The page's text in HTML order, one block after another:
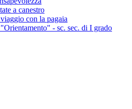
a canestro
con la pagaia
- sc. sec. di I grado